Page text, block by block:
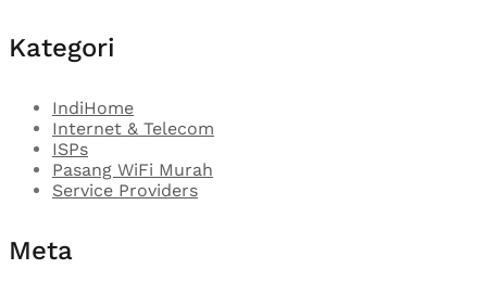
Kategori
IndiHome
Internet & Telecom
ISPs
Pasang WiFi Murah
Service Providers
Meta